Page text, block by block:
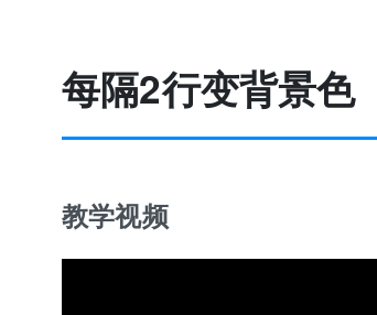
每隔2行变背景色
教学视频